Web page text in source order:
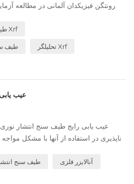
رونتگن فیزیکدان آلمانی در مطالعه
طیف سنج Xrf
طیف تحلیلگر Xrf
عیب
عیب یابی رایج طیف سنج انتشار
ناپذیری در استفاده از آنها با مشکل
طیف سنج آنالایزر فلزی